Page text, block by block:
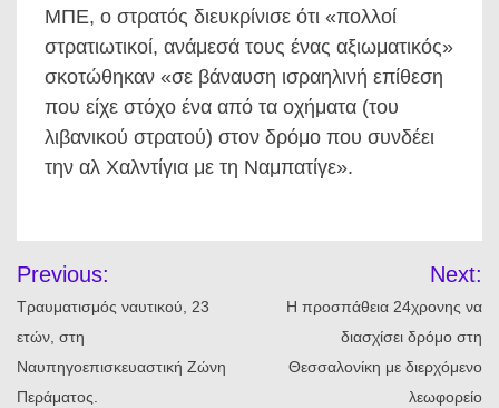
ΜΠΕ, ο στρατός διευκρίνισε ότι «πολλοί
στρατιωτικοί, ανάμεσά τους ένας αξιωματικός»
σκοτώθηκαν «σε βάναυση ισραηλινή επίθεση
που είχε στόχο ένα από τα οχήματα (του
λιβανικού στρατού) στον δρόμο που συνδέει
την αλ Χαλντίγια με τη Ναμπατίγε».
άρθρων
Previous:
Τραυματισμός ναυτικού, 23
ετών, στη
Ναυπηγοεπισκευαστική Ζώνη
Περάματος.
Next:
Η προσπάθεια 24χρονης να
διασχίσει δρόμο στη
Θεσσαλονίκη με διερχόμενο
λεωφορείο